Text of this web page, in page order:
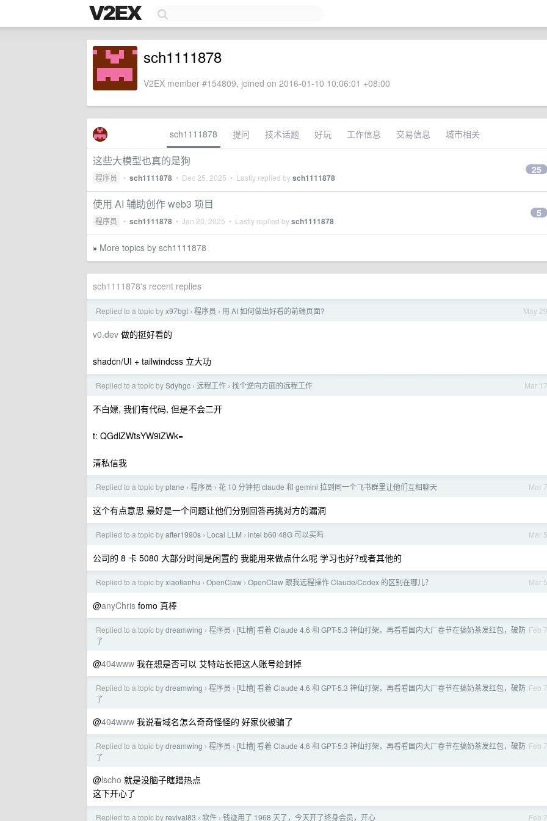
sch1111878
V2EX member #154809, joined on 2016-01-10 10:06:01 +08:00
sch1111878 提问 技术话题 好玩 工作信息 交易信息 城市相关
这些大模型也真的是狗
程序员 • sch1111878 • Dec 25, 2025 • Lastly replied bysch1111878
25
使用 AI 辅助创作 web3 项目
程序员 • sch1111878 • Jan 20, 2025 • Lastly replied bysch1111878
5
» More topics by sch1111878
sch1111878's recent replies
May 29
Replied to a topic byx97bgt › 程序员 › 用 AI 如何做出好看的前端页面?
v0.dev 做的挺好看的
shadcn/UI + tailwindcss 立大功
Mar 17
Replied to a topic bySdyhgc › 远程工作 › 找个逆向方面的远程工作
不白嫖, 我们有代码, 但是不会二开
t: QGdlZWtsYW9iZWk=
清私信我
Mar 7
Replied to a topic byplane › 程序员 › 花 10 分钟把 claude 和 gemini 拉到同一个飞书群里让他们互相聊天
这个有点意思 最好是一个问题让他们分别回答再挑对方的漏洞
Mar 5
Replied to a topic byafter1990s › Local LLM › intel b60 48G 可以买吗
公司的 8 卡 5080 大部分时间是闲置的 我能用来做点什么呢 学习也好?或者其他的
Mar 5
Replied to a topic byxiaotianhu › OpenClaw › OpenClaw 跟我远程操作 Claude/Codex 的区别在哪儿？
@anyChris fomo 真棒
Feb 7
Replied to a topic bydreamwing › 程序员 › [吐槽] 看着 Claude 4.6 和 GPT-5.3 神仙打架，再看看国内大厂春节在搞奶茶发红包，破防
了
@404www 我在想是否可以 艾特站长把这人账号给封掉
Feb 7
Replied to a topic bydreamwing › 程序员 › [吐槽] 看着 Claude 4.6 和 GPT-5.3 神仙打架，再看看国内大厂春节在搞奶茶发红包，破防
了
@404www 我说看域名怎么奇奇怪怪的 好家伙被骗了
Feb 7
Replied to a topic bydreamwing › 程序员 › [吐槽] 看着 Claude 4.6 和 GPT-5.3 神仙打架，再看看国内大厂春节在搞奶茶发红包，破防
了
@lscho 就是没脑子瞎蹭热点
这下开心了
Feb 7
Replied to a topic by revival83 › 软件 › 钱迹用了 1968 天了，今天开了终身会员，开心